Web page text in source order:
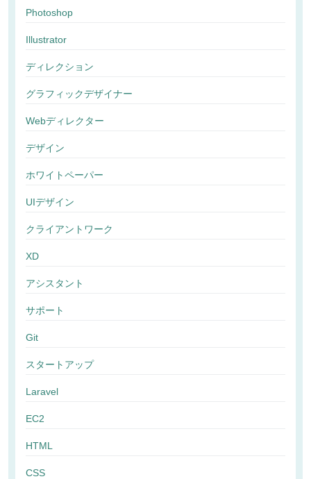
Photoshop
Illustrator
ディレクション
グラフィックデザイナー
Webディレクター
デザイン
ホワイトペーパー
UIデザイン
クライアントワーク
XD
アシスタント
サポート
Git
スタートアップ
Laravel
EC2
HTML
CSS